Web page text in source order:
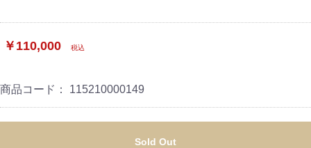
￥110,000 税込
商品コード： 115210000149
Sold Out